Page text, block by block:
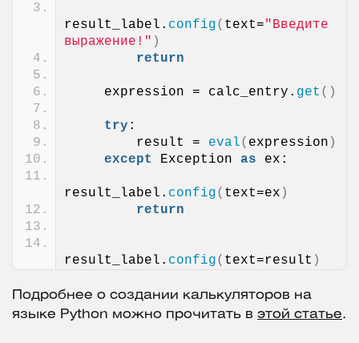
result_label. config( text="Введите
выражение!" )
return
    expression = calc_entry.
get ()
try :
        result =
eval( expression )
except
Exception as ex:
result_label. config( text=ex )
return
result_label. config( text=result )
Подробнее о создании калькуляторов на
языке Python можно прочитать в этой статье.